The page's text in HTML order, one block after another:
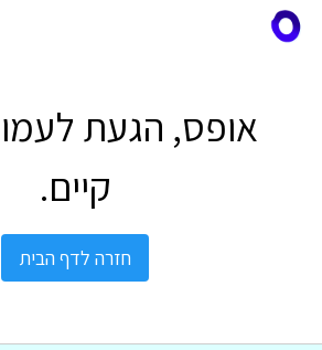
אופס, הגעת
קיים.
חזרה לדף הבית